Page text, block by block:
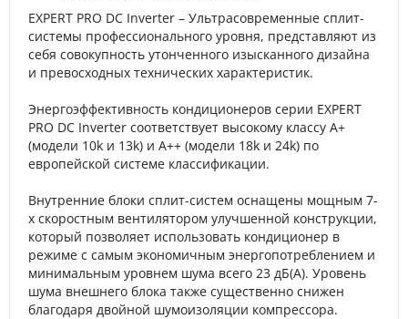
EXPERT PRO DC Inverter – Ультрасовременные сплит-
системы профессионального уровня, представляют из
себя совокупность утонченного изысканного дизайна
и превосходных технических характеристик.
Энергоэффективность кондиционеров серии EXPERT
PRO DC Inverter соответствует высокому классу А+
(модели 10k и 13k) и А++ (модели 18k и 24k) по
европейской системе классификации.
Внутренние блоки сплит-систем оснащены мощным 7-
х скоростным вентилятором улучшенной конструкции,
который позволяет использовать кондиционер в
режиме с самым экономичным энергопотреблением и
минимальным уровнем шума всего 23 дБ(А). Уровень
шума внешнего блока также существенно снижен
благодаря двойной шумоизоляции компрессора.